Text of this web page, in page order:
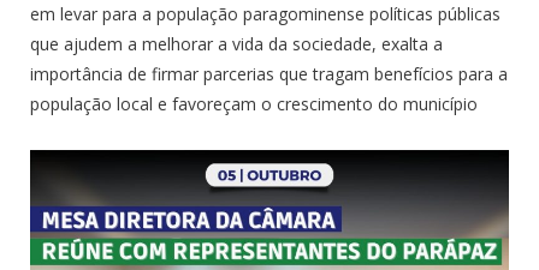
em levar para a população paragominense políticas públicas
que ajudem a melhorar a vida da sociedade, exalta a
importância de firmar parcerias que tragam benefícios para a
população local e favoreçam o crescimento do município